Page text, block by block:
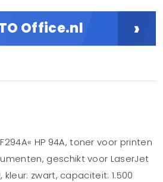
Office.nl ›
HP 94A, toner voor printen
geschikt voor LaserJet
kleur: zwart, capaciteit: 1.500